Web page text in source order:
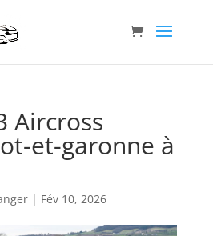
Aircross
et-garonne à
| Fév 10, 2026